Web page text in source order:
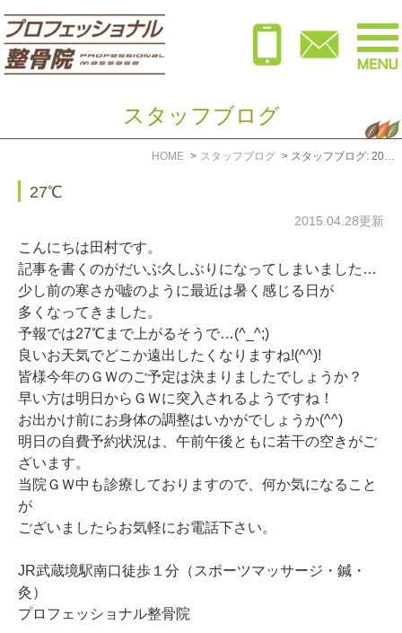
スタッフブログ
HOME スタッフブログ
27℃
2015.04.28更新
こんにちは田村です。
記事を書くのがだいぶ久しぶりになってしまいました…
少し前の寒さが嘘のように最近は暑く感じる日が
多くなってきました。
予報では27℃まで上がるそうで…(^_^;)
良いお天気でどこか遠出したくなりますね!(^^)!
皆様今年のＧＷのご予定は決まりましたでしょうか？
早い方は明日からＧＷに突入されるようですね！
お出かけ前にお身体の調整はいかがでしょうか(^^)
明日の自費予約状況は、午前午後ともに若干の空きがご
ざいます。
当院ＧＷ中も診療しておりますので、何か気になること
が
ございましたらお気軽にお電話下さい。
JR武蔵境駅南口徒歩１分（スポーツマッサージ・鍼・
灸）
プロフェッショナル整骨院